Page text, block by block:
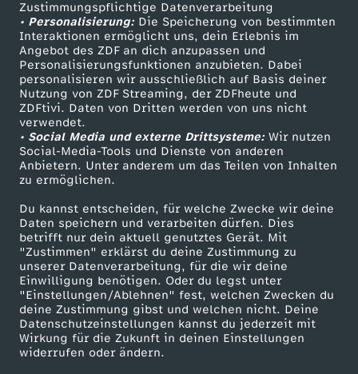
Zustimmungspflichtige Datenverarbeitung
• Personalisierung:Die Speicherung von bestimmten
Interaktionen ermöglicht uns, dein Erlebnis im
Angebot des ZDF an dich anzupassen und
Personalisierungsfunktionen anzubieten. Dabei
personalisieren wir ausschließlich auf Basis deiner
Nutzung von ZDF Streaming, der ZDFheute und
ZDFtivi. Daten von Dritten werden von uns nicht
verwendet.
• Social Media und externe Drittsysteme:Wir nutzen
Social-Media-Tools und Dienste von anderen
Anbietern. Unter anderem um das Teilen von Inhalten
zu ermöglichen.
Du kannst entscheiden, für welche Zwecke wir deine
Daten speichern und verarbeiten dürfen. Dies
betrifft nur dein aktuell genutztes Gerät. Mit
"Zustimmen" erklärst du deine Zustimmung zu
unserer Datenverarbeitung, für die wir deine
Einwilligung benötigen. Oder du legst unter
"Einstellungen/Ablehnen" fest, welchen Zwecken du
deine Zustimmung gibst und welchen nicht. Deine
Datenschutzeinstellungen kannst du jederzeit mit
Wirkung für die Zukunft in deinen Einstellungen
widerrufen oder ändern.
Livestreams
Sendungen A-Z
TV-Programm
Zuschauerservice
Hilfe
ZDF Unternehmen
Karriere
ZDF goes Schule
Werbefernsehen
Mainzelmännchen